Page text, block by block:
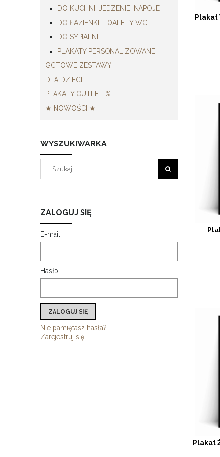
DO KUCHNI, JEDZENIE, NAPOJE
DO ŁAZIENKI, TOALETY WC
DO SYPIALNI
PLAKATY PERSONALIZOWANE
GOTOWE ZESTAWY
DLA DZIECI
PLAKATY OUTLET %
★ NOWOŚCI ★
WYSZUKIWARKA
ZALOGUJ SIĘ
E-mail:
Hasło:
ZALOGUJ SIĘ
Nie pamiętasz hasła?
Zarejestruj się
Plakat
Plakat